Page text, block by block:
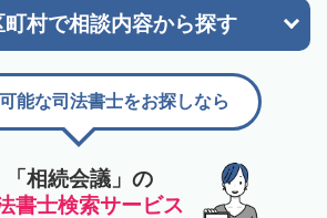
町村で相談内容から探す
「相続会議」の
書士検索サービス
能な司法書士をお探しなら